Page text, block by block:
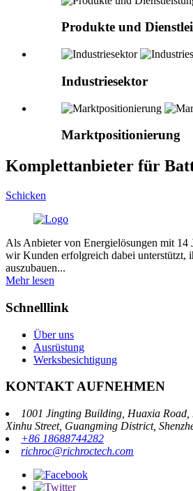
Produkte und
Industriesektor
Marktpositionierung
Komplettanbieter für
Schicken
Als Anbieter von Energielösungen mit 14
wir Kunden erfolgreich dabei unterstützt,
auszubauen...
Mehr lesen
Schnelllink
Über uns
Ausrüstung
Werksbesichtigung
KONTAKT AUFNEHMEN
1001 Jingting Building, Huaxia Road,
Xinhu Street, Guangming District,
+86 18688744282
richroc@richroctech.com